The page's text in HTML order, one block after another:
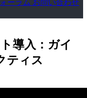
ーラム お問い合わせ
導入：ガイ
ティス